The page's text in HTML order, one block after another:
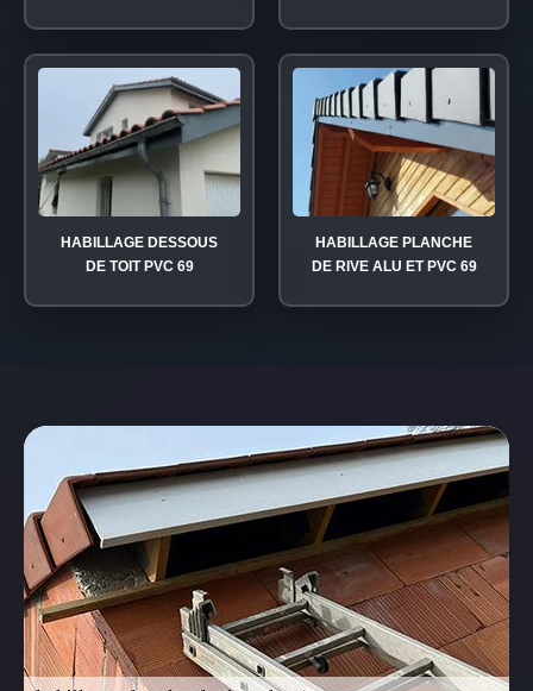
HABILLAGE DESSOUS
DE TOIT PVC 69
HABILLAGE PLANCHE
DE RIVE ALU ET PVC 69